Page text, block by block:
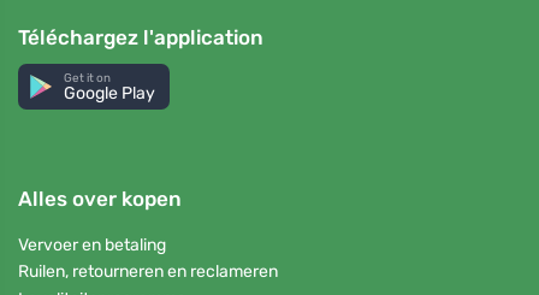
Téléchargez l'application
Get it on
Google Play
Alles over kopen
Vervoer en betaling
Ruilen, retourneren en reclameren